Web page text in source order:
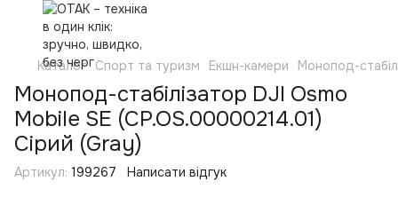
Каталог Спорт та туризм Екшн-камери Монопод-
Монопод-стабілізатор DJI Osmo
Mobile SE (CP.OS.00000214.01)
Cірий (Gray)
Артикул: 199267 Написати відгук